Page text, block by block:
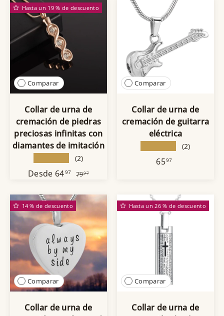
Hasta un 19 % de descuento
Comparar
Collar de urna de
cremación de piedras
preciosas infinitas con
diamantes de imitación
(2)
Desde 6497 7997
Comparar
Collar de urna de
cremación de guitarra
eléctrica
(2)
6597
14 % de descuento
Comparar
Collar de urna de
Hasta un 26 % de descuento
Comparar
Collar de urna de